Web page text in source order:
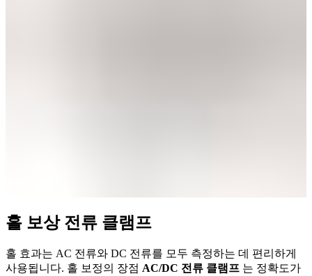
홀 보상 전류 클램프
홀 효과는 AC 전류와 DC 전류를 모두 측정하는 데 편리하게
사용됩니다. 홀 보정의 장점 AC/DC 전류 클램프 는 정확도가